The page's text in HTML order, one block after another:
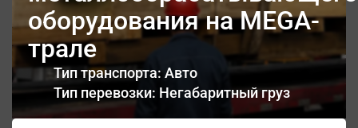
оборудования на MEGA-
трале
Тип транспорта: Авто
Тип перевозки: Негабаритный груз